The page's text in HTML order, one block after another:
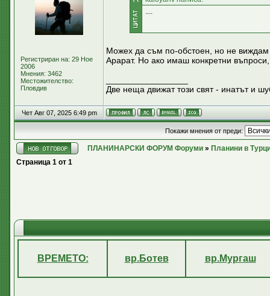
Регистриран на: 29 Ное
2006
Мнения: 3462
Местожителство:
Пловдив
....
Можех да съм по-обстоен, но не
Арарат. Но ако имаш конкретни
Две неща движат този свят - инатът и
Чет Авг 07, 2025 6:49 pm
Покажи мнения от преди:
ПЛАНИНАРСКИ ФОРУМ Форуми » Планини в
Страница 1 от 1
ВРЕМЕТО: вр.Ботев вр.Мургаш